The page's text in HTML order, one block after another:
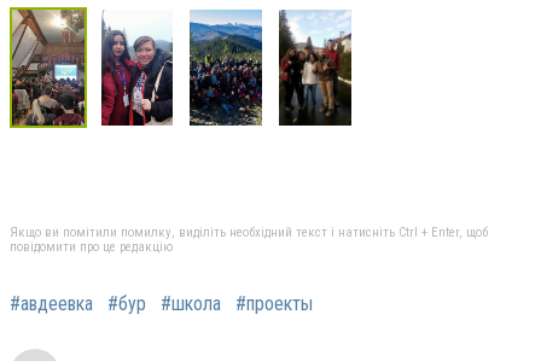
Якщо ви помітили помилку, виділіть необхідний текст і натисніть Ctrl + Enter, щоб
повідомити про це редакцію
#авдеевка #бур #школа #проекты